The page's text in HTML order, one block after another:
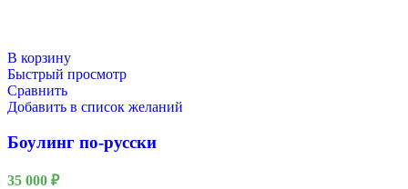
В корзину
Быстрый просмотр
Сравнить
Добавить в список желаний
Боулинг по-русски
35 000 ₽